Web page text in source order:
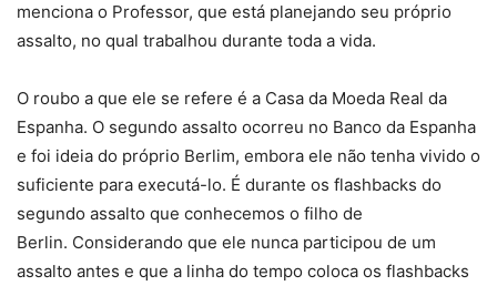
menciona o Professor, que está planejando seu próprio
assalto, no qual trabalhou durante toda a vida.
O roubo a que ele se refere é a Casa da Moeda Real da
Espanha. O segundo assalto ocorreu no Banco da Espanha
e foi ideia do próprio Berlim, embora ele não tenha vivido o
suficiente para executá-lo. É durante os flashbacks do
segundo assalto que conhecemos o filho de
Berlin. Considerando que ele nunca participou de um
assalto antes e que a linha do tempo coloca os flashbacks